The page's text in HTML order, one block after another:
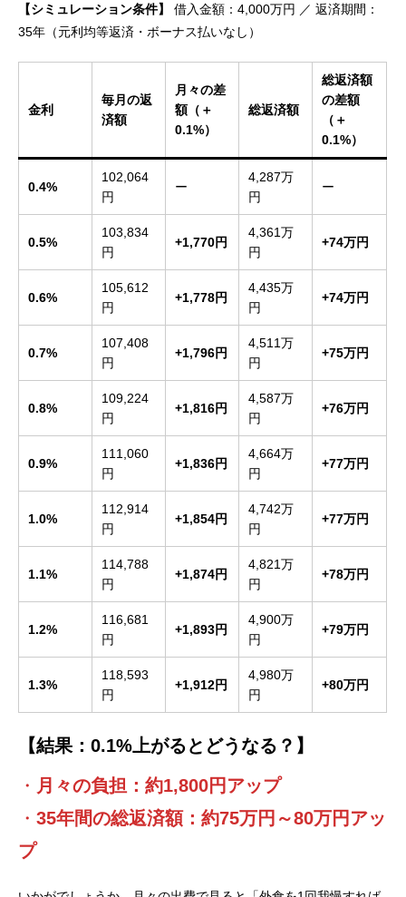
【シミュレーション条件】
借入金額：4,000万円 ／ 返済期間：
35年（元利均等返済・ボーナス払いなし）
金利
毎月の返
済額
月々の差
額（＋
0.1%）
総返済額
総返済額
の差額
（＋
0.1%）
0.4%
102,064
円
ー
4,287万
円
ー
0.5%
103,834
円
+1,770円
4,361万
円
+74万円
0.6%
105,612
円
+1,778円
4,435万
円
+74万円
0.7%
107,408
円
+1,796円
4,511万
円
+75万円
0.8%
109,224
円
+1,816円
4,587万
円
+76万円
0.9%
111,060
円
+1,836円
4,664万
円
+77万円
1.0%
112,914
円
+1,854円
4,742万
円
+77万円
1.1%
114,788
円
+1,874円
4,821万
円
+78万円
1.2%
116,681
円
+1,893円
4,900万
円
+79万円
1.3%
118,593
円
+1,912円
4,980万
円
+80万円
【結果：0.1%上がるとどうなる？】
・ 月々の負担：約1,800円アップ
・35年間の総返済額：約75万円～80万円アッ
プ